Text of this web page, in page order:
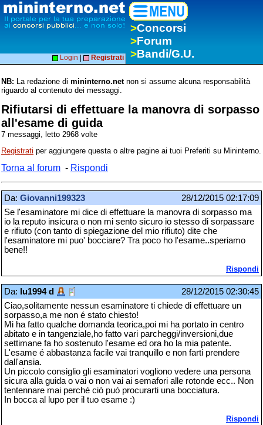
>Concorsi
>Forum
>Bandi/G.U.
Login Registrati
NB: La redazione di mininterno.netnon si assume alcuna responsabilità
riguardo al contenuto dei messaggi.
Rifiutarsi di effettuare la manovra di sorpasso
all'esame di guida
7 messaggi, letto 2968 volte
Registrati per aggiungere questa o altre pagine ai tuoi Preferiti su Mininterno.
Torna al forum - Rispondi
Da: Giovanni199323
28/12/2015 02:17:09
Se l'esaminatore mi dice di effettuare la manovra di sorpasso ma
io la reputo insicura o non mi sento sicuro io stesso di sorpassare
e rifiuto (con tanto di spiegazione del mio rifiuto) dite che
l'esaminatore mi puo' bocciare? Tra poco ho l'esame..speriamo
bene!!
Rispondi
Da: lu1994 d
28/12/2015 02:30:45
Ciao,solitamente nessun esaminatore ti chiede di effettuare un
sorpasso,a me non é stato chiesto!
Mi ha fatto qualche domanda teorica,poi mi ha portato in centro
abitato e in tangenziale,ho fatto vari parcheggi/inversioni,due
settimane fa ho sostenuto l'esame ed ora ho la mia patente.
L'esame é abbastanza facile vai tranquillo e non farti prendere
dall'ansia.
Un piccolo consiglio gli esaminatori vogliono vedere una persona
sicura alla guida o vai o non vai ai semafori alle rotonde ecc.. Non
tentennare mai perché ció puó procurarti una bocciatura.
In bocca al lupo per il tuo esame :)
Rispondi